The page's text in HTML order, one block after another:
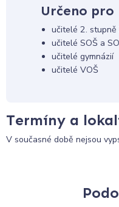
Určeno pro
učitelé 2. stupně
učitelé SOŠ a
učitelé gymnázií
učitelé VOŠ
Termíny a
V současné době nejsou